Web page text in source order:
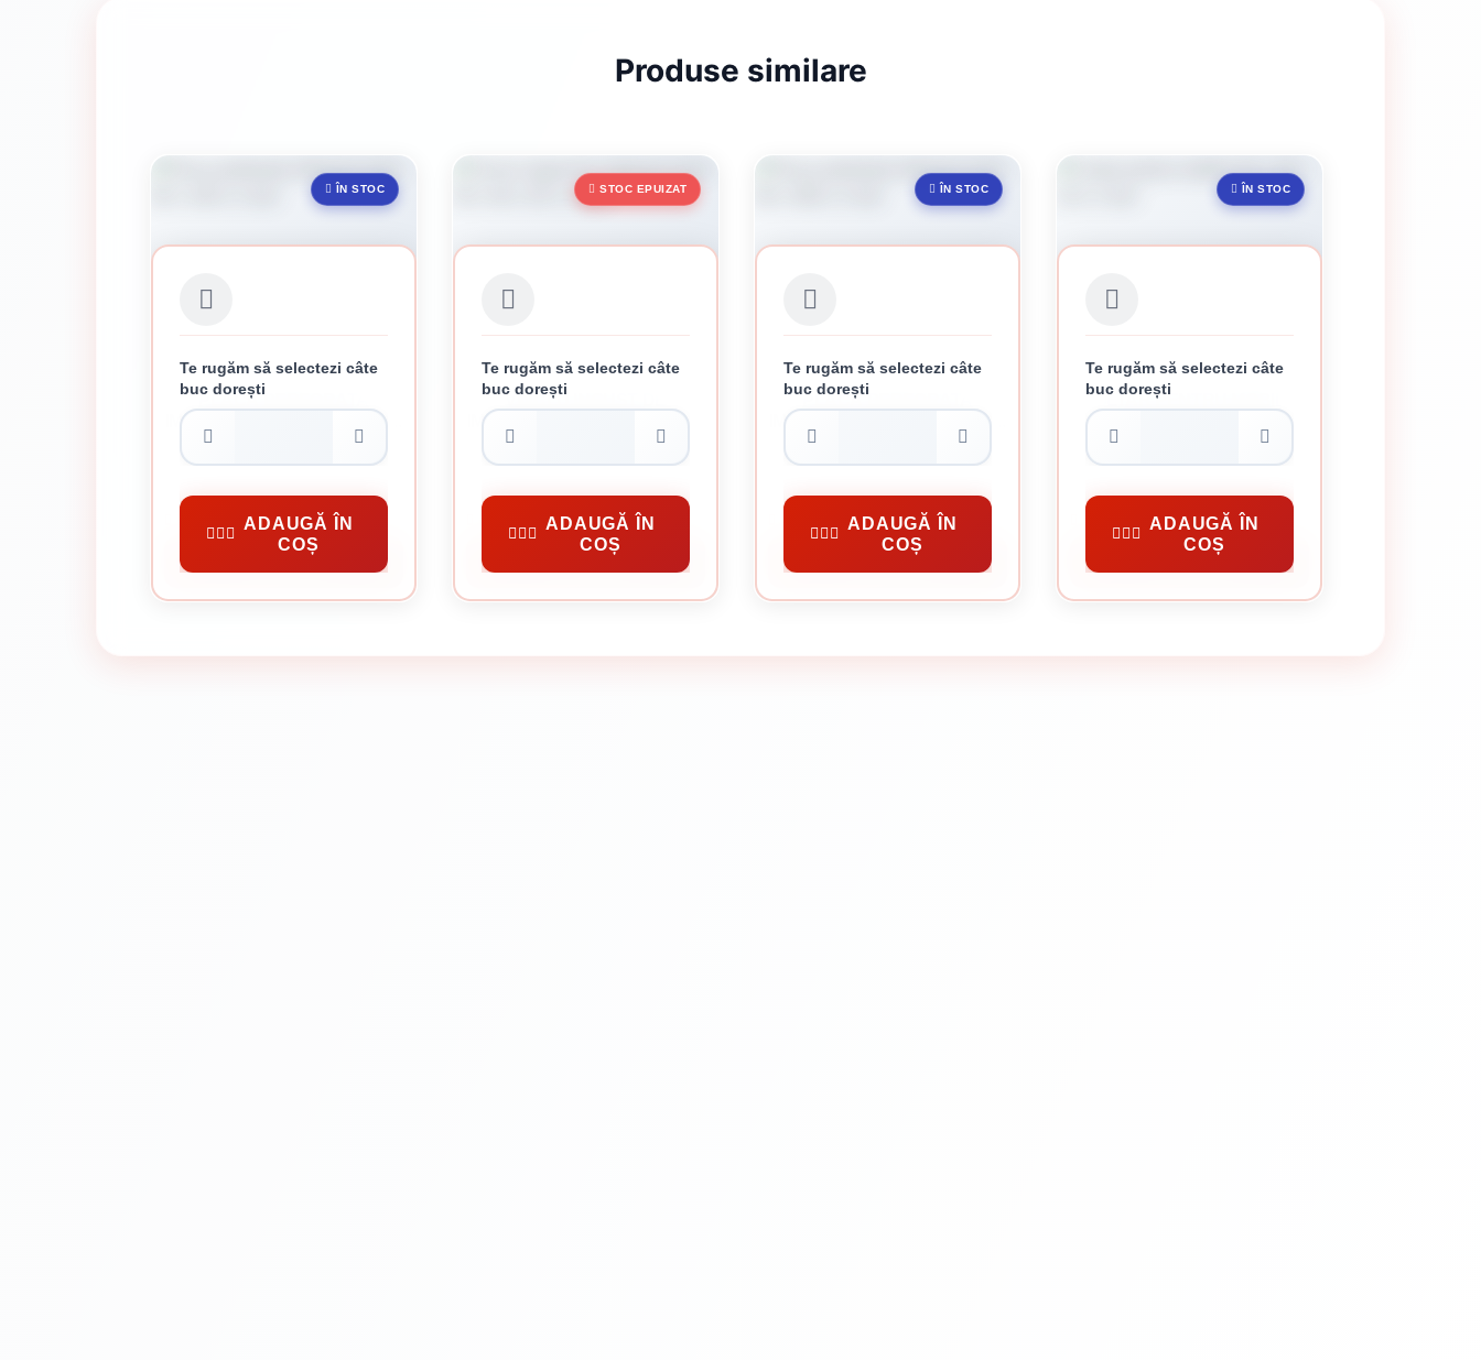
Produse similare
ÎN STOC
PLACA PERFORATA
IMBINARE LEMN 60 X 140 X 2
Conectori Metalici
Te rugăm să selectezi câte
buc dorești
ADAUGĂ ÎN
COȘ
STOC EPUIZAT
VINCLU INGUST DE
IMBINARE LEMN 40 X 40 X 25
Conectori Metalici
Te rugăm să selectezi câte
buc dorești
ADAUGĂ ÎN
COȘ
ÎN STOC
PLACA PERFORATA
IMBINARE LEMN 80 X 300 X 2
Conectori Metalici
Te rugăm să selectezi câte
buc dorești
ADAUGĂ ÎN
COȘ
ÎN STOC
COLTAR PENTRU MOBILA
Conectori Metalici
Te rugăm să selectezi câte
buc dorești
ADAUGĂ ÎN
COȘ